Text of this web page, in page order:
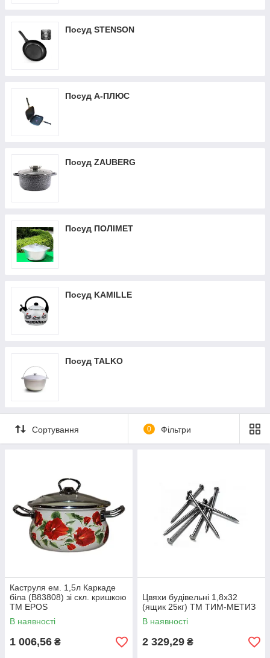
Посуд STENSON
Посуд А-ПЛЮС
Посуд ZAUBERG
Посуд ПОЛІМЕТ
Посуд KAMILLE
Посуд TALKO
Сортування 0 Фільтри
Каструля ем. 1,5л Каркаде
біла (В83808) зі скл. кришкою
ТМ EPOS
В наявності
1 006,56 ₴
Цвяхи будівельні 1,8х32
(ящик 25кг) ТМ ТИМ-МЕТИЗ
В наявності
2 329,29 ₴